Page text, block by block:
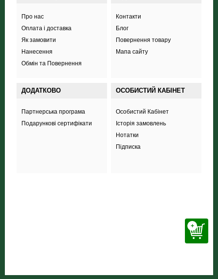
Про нас
Оплата і доставка
Як замовити
Нанесення
Обмін та Повернення
Контакти
Блог
Повернення товару
Мапа сайту
ДОДАТКОВО
Партнерська програма
Подарункові сертифікати
ОСОБИСТИЙ КАБІНЕТ
Особистий Кабінет
Історія замовлень
Нотатки
Підписка
+